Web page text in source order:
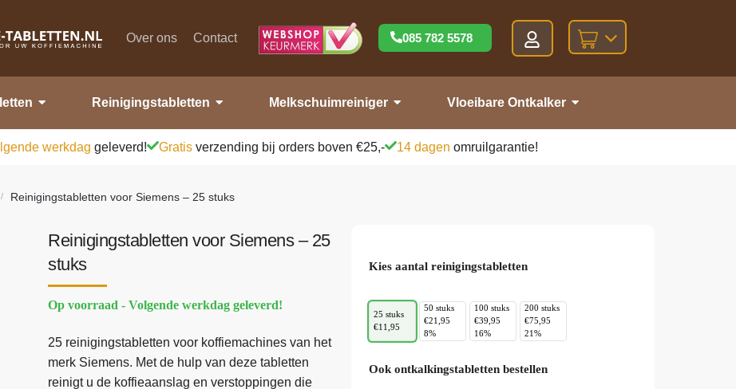
Over ons Contact 085 782 5578
Reinigingstabletten Melkschuimreiniger Vloeibare Ontkalker
werkdag geleverd! Gratis verzending bij orders boven €25,- 14 dagen omruilgarantie!
/ Reinigingstabletten voor Siemens – 25 stuks
Reinigingstabletten voor Siemens – 25
stuks
Op voorraad - Volgende werkdag geleverd!
25 reinigingstabletten voor koffiemachines van het
merk Siemens. Met de hulp van deze tabletten
reinigt u de koffieaanslag en verstoppingen die
Kies aantal reinigingstabletten
25 stuks
€11,95
50 stuks
€21,95
8%
100 stuks
€39,95
16%
200 stuks
€75,95
21%
Ook ontkalkingstabletten bestellen